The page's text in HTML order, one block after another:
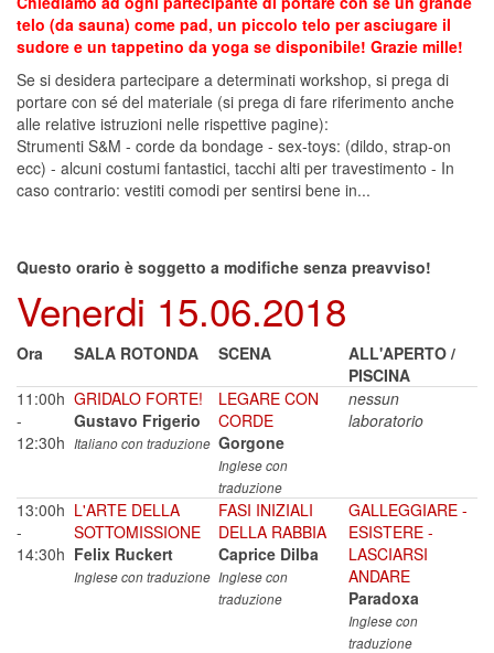
telo (da sauna) come pad, un piccolo telo per asciugare il
sudore e un tappetino da yoga se disponibile! Grazie mille!
Se si desidera partecipare a determinati workshop, si prega di
portare con sé del materiale (si prega di fare riferimento anche
alle relative istruzioni nelle rispettive pagine):
Strumenti S&M - corde da bondage - sex-toys: (dildo, strap-on
ecc) - alcuni costumi fantastici, tacchi alti per travestimento - In
caso contrario: vestiti comodi per sentirsi bene in...
Questo orario è soggetto a modifiche senza preavviso!
Venerdi 15.06.2018
Ora SALA ROTONDA SCENA
ALL'APERTO /
PISCINA
11:00h
-
12:30h
GRIDALO FORTE!
Gustavo Frigerio
Italiano con traduzione
LEGARE CON
CORDE
Gorgone
Inglese con
traduzione
nessun
laboratorio
13:00h
-
14:30h
L'ARTE DELLA
SOTTOMISSIONE
Felix Ruckert
Inglese con traduzione
FASI INIZIALI
DELLA RABBIA
Caprice Dilba
Inglese con
traduzione
GALLEGGIARE -
ESISTERE -
LASCIARSI
ANDARE
Paradoxa
Inglese con
traduzione